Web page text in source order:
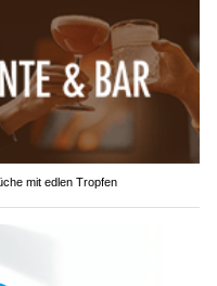
mit edlen Tropfen